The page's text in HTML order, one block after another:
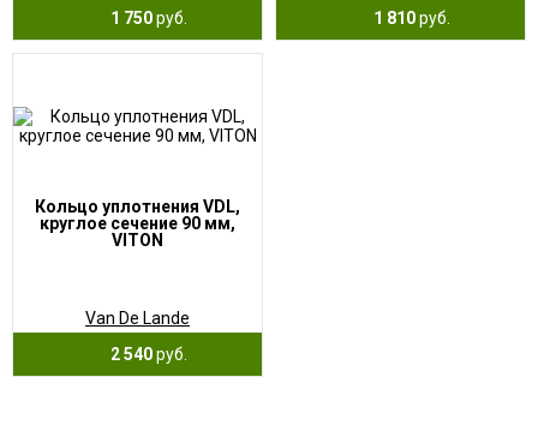
1 750руб.
1 810руб.
Кольцо уплотнения VDL,
круглое сечение 90 мм,
VITON
Van De Lande
2 540руб.